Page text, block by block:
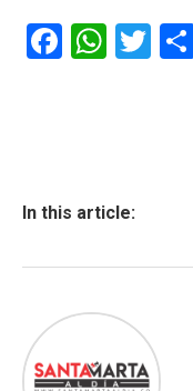
F
ok
W
p
T
In this article: